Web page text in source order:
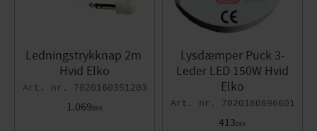
Ledningstrykknap 2m ​​
Hvid Elko
7020160351203
1.069DKK
Lysdæmper Puck 3-
Leder LED 150W Hvid
Elko
7020160696601
413DKK